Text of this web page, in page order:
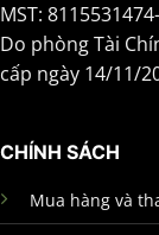
MST:
Do phòng Tài
cấp ngày 14/11/
CHÍNH SÁCH
Mua hàng và